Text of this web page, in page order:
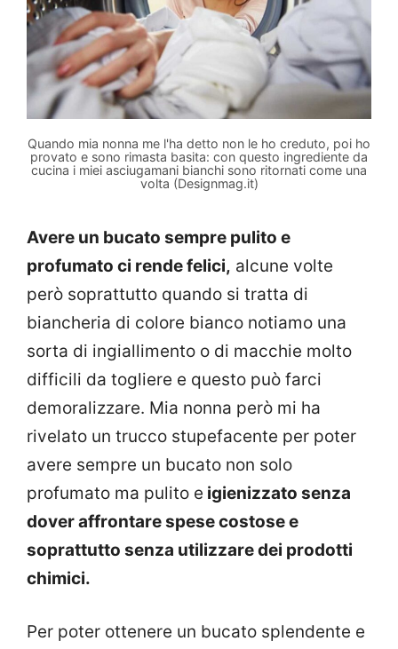
Quando mia nonna me l'ha detto non le ho creduto, poi ho
provato e sono rimasta basita: con questo ingrediente da
cucina i miei asciugamani bianchi sono ritornati come una
volta (Designmag.it)
Avere un bucato sempre pulito e
profumato ci rende felici, alcune volte
però soprattutto quando si tratta di
biancheria di colore bianco notiamo una
sorta di ingiallimento o di macchie molto
difficili da togliere e questo può farci
demoralizzare. Mia nonna però mi ha
rivelato un trucco stupefacente per poter
avere sempre un bucato non solo
profumato ma pulito e igienizzato senza
dover affrontare spese costose e
soprattutto senza utilizzare dei prodotti
chimici.
Per poter ottenere un bucato splendente e